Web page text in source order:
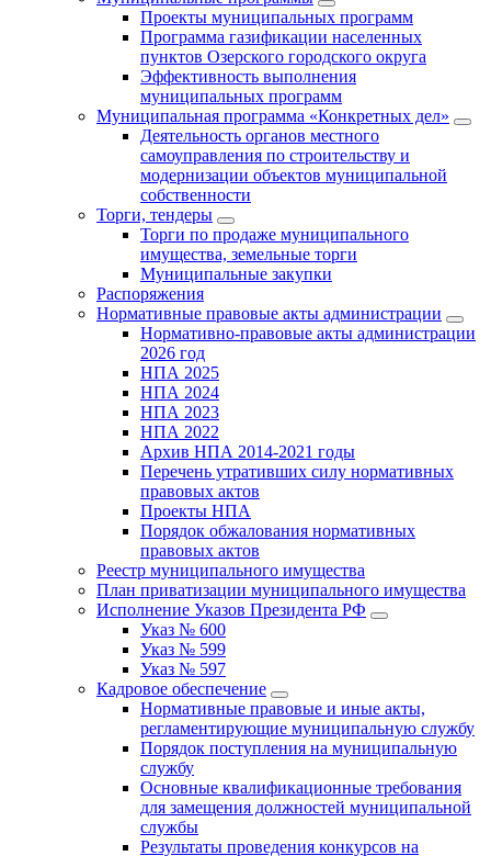
Проекты муниципальных программ
Программа газификации населенных
пунктов Озерского городского округа
Эффективность выполнения
муниципальных программ
Муниципальная программа «Конкретных дел»
Деятельность органов местного
самоуправления по строительству и
модернизации объектов муниципальной
собственности
Торги, тендеры
Торги по продаже муниципального
имущества, земельные торги
Муниципальные закупки
Распоряжения
Нормативные правовые акты администрации
Нормативно-правовые акты администрации
2026 год
НПА 2025
НПА 2024
НПА 2023
НПА 2022
Архив НПА 2014-2021 годы
Перечень утративших силу нормативных
правовых актов
Проекты НПА
Порядок обжалования нормативных
правовых актов
Реестр муниципального имущества
План приватизации муниципального имущества
Исполнение Указов Президента РФ
Указ № 600
Указ № 599
Указ № 597
Кадровое обеспечение
Нормативные правовые и иные акты,
регламентирующие муниципальную службу
Порядок поступления на муниципальную
службу
Основные квалификационные требования
для замещения должностей муниципальной
службы
Результаты проведения конкурсов на